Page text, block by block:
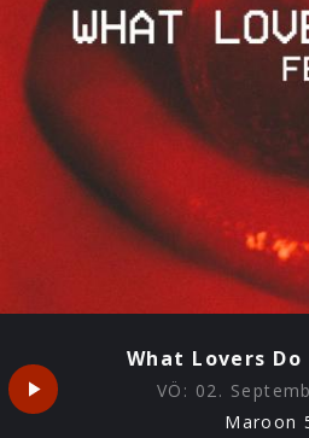
What Lovers
VÖ: 02.
Maroon